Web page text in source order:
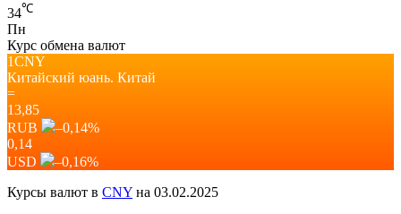
34℃
Пн
Курс обмена валют
1CNY
Китайский юань. Китай
=
13,85
RUB
–0,14%
0,14
USD
–0,16%
Курсы валют в CNY на 03.02.2025